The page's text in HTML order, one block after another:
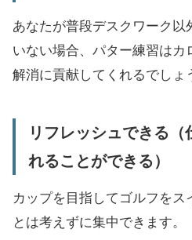
あなたが普段デスクワーク以
いない場合、パター練習はカ
解消に貢献してくれるでしょ
リフレッシュできる
れることができる）
カップを目指してゴルフをス
とは考えずに集中できます。